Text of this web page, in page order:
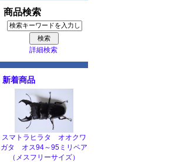
商品検索
詳細検索
新着商品
スマトラヒラタ オオクワ
ガタ オス94～95ミリペア
（メスフリーサイズ）